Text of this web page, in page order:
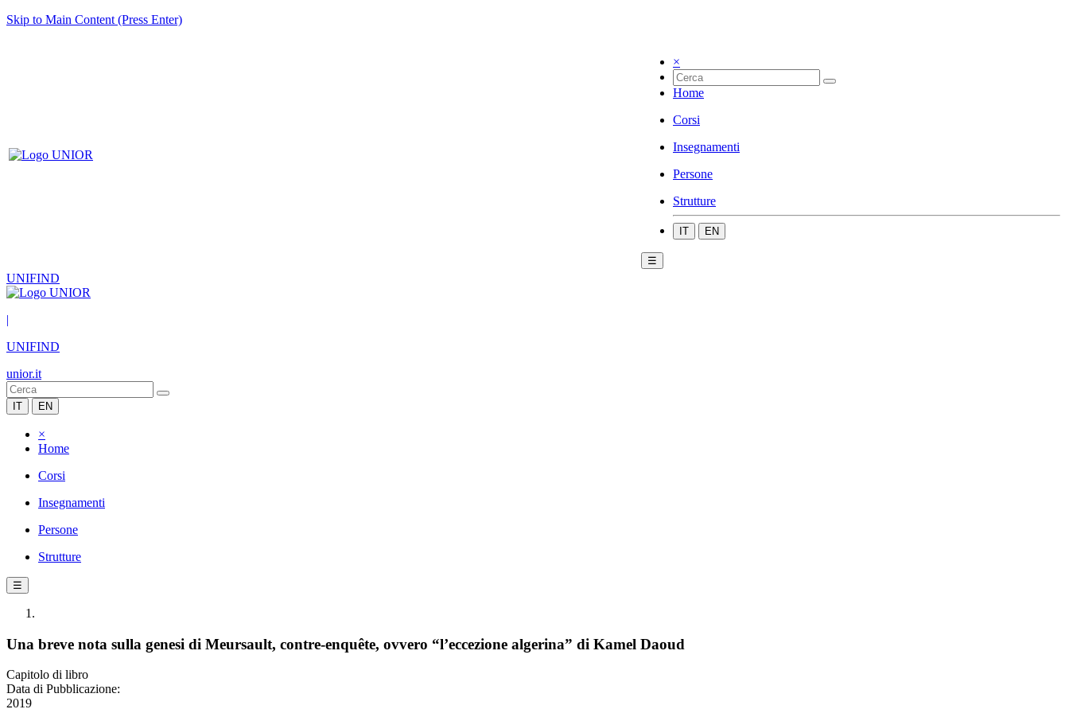
Skip to Main Content (Press Enter)
×
Home
Corsi
Insegnamenti
Persone
Strutture
IT EN
☰
UNIFIND
|
UNIFIND
unior.it
IT EN
×
Home
Corsi
Insegnamenti
Persone
Strutture
☰
Una breve nota sulla genesi di Meursault, contre-enquête, ovvero “l’eccezione algerina” di Kamel Daoud
Capitolo di libro
Data di Pubblicazione:
2019